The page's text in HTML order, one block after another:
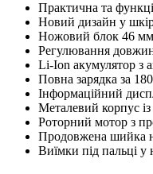
Практична та
Новий дизайн у
Ножовий блок 46 мм
Регулювання
Li-Ion акумулятор з
Повна зарядка за
Інформаційний
Металевий корпус
Роторний мотор з
Продовжена шийка
Виїмки під пальці у